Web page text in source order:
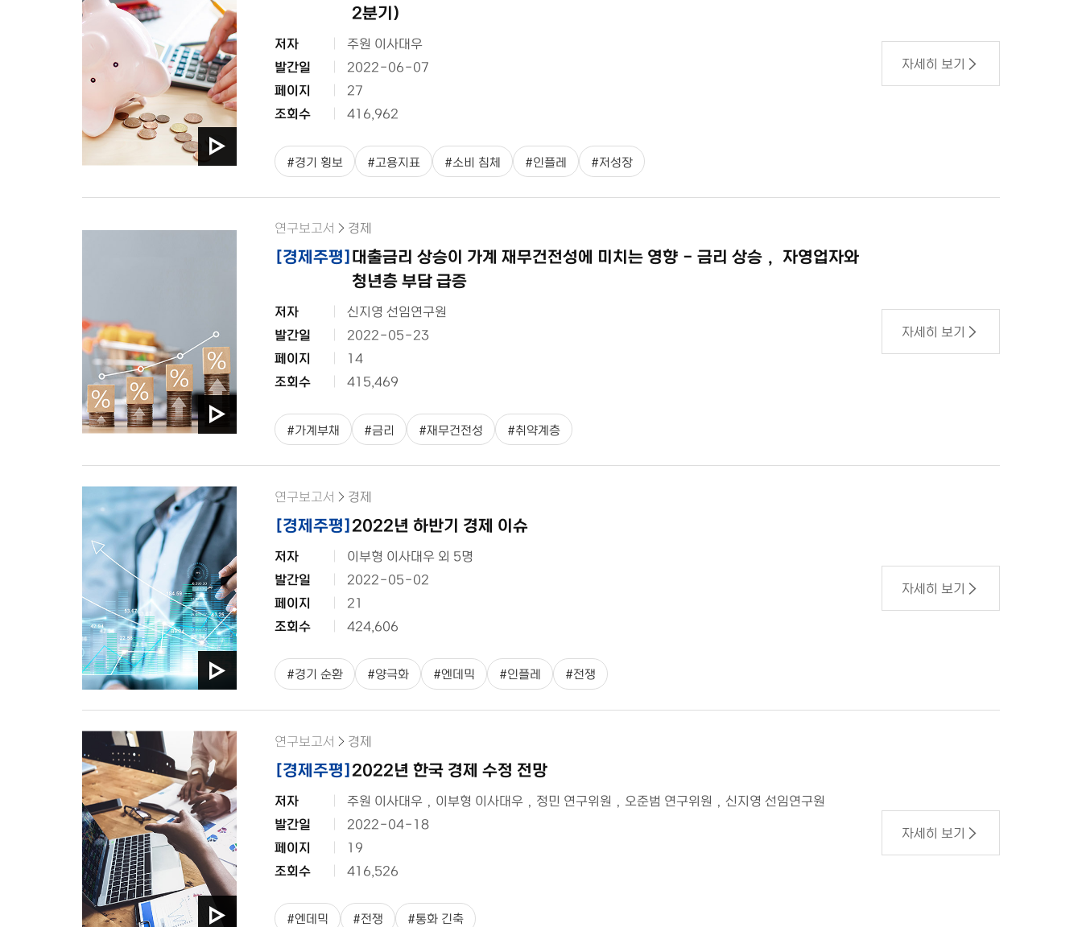
2분기)
저자
주원 이사대우
발간일
2022-06-07
페이지
27
조회수
416,962
#경기 횡보 #고용지표 #소비 침체 #인플레 #저성장
자세히 보기
연구보고서 경제
[경제주평]대출금리 상승이 가계 재무건전성에 미치는 영향 - 금리 상승， 자영업자와
청년층 부담 급증
저자
신지영 선임연구원
발간일
2022-05-23
페이지
14
조회수
415,469
#가계부채 #금리 #재무건전성 #취약계층
자세히 보기
연구보고서 경제
[경제주평]2022년 하반기 경제 이슈
저자
이부형 이사대우 외 5명
발간일
2022-05-02
페이지
21
조회수
424,606
#경기 순환 #양극화 #엔데믹 #인플레 #전쟁
자세히 보기
연구보고서 경제
[경제주평]2022년 한국 경제 수정 전망
저자
주원 이사대우，이부형 이사대우，정민 연구위원，오준범 연구위원，신지영 선임연구원
발간일
2022-04-18
페이지
19
조회수
416,526
#엔데믹 #전쟁 #통화 긴축
자세히 보기